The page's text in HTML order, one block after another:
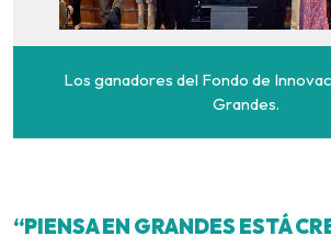
Los ganadores del Fondo de
Grandes.
“PIENSA EN GRANDES ESTÁ